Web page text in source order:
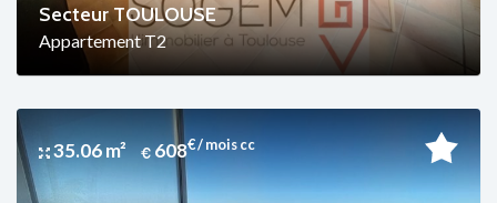
Secteur TOULOUSE
Appartement T2
35.06 m² 608€ / mois cc